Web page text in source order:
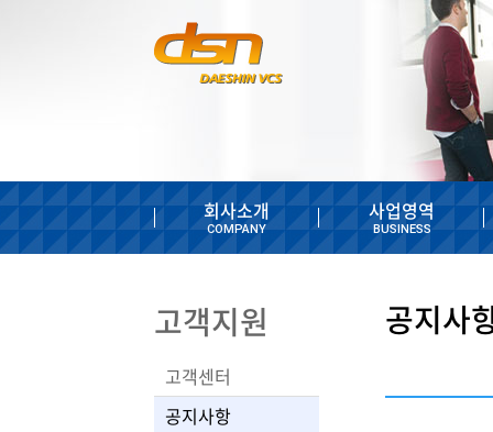
회사소개
COMPANY
사업영역
BUSINESS
고객지원
고객센터
공지사항
공지사